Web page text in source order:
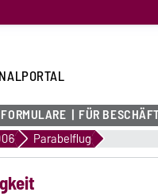
FORMULARE FÜR
Parabelflug